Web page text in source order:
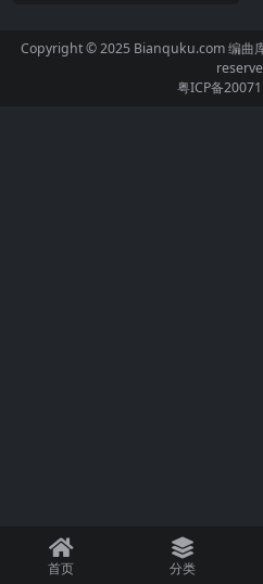
Copyright © 2025 Bianquku.com编曲
粤ICP备
首页 分类